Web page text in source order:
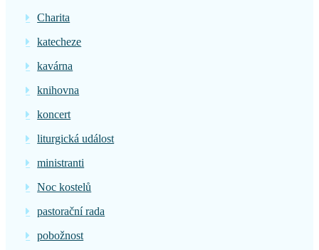
Charita
katecheze
kavárna
knihovna
koncert
liturgická událost
ministranti
Noc kostelů
pastorační rada
pobožnost